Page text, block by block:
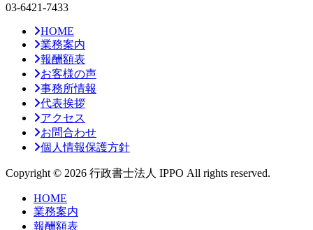
03-6421-7433
HOME
業務案内
報酬額表
お客様の声
事務所情報
代表挨拶
アクセス
お問合わせ
個人情報保護方針
Copyright © 2026 行政書士法人 IPPO All rights reserved.
HOME
業務案内
報酬額表